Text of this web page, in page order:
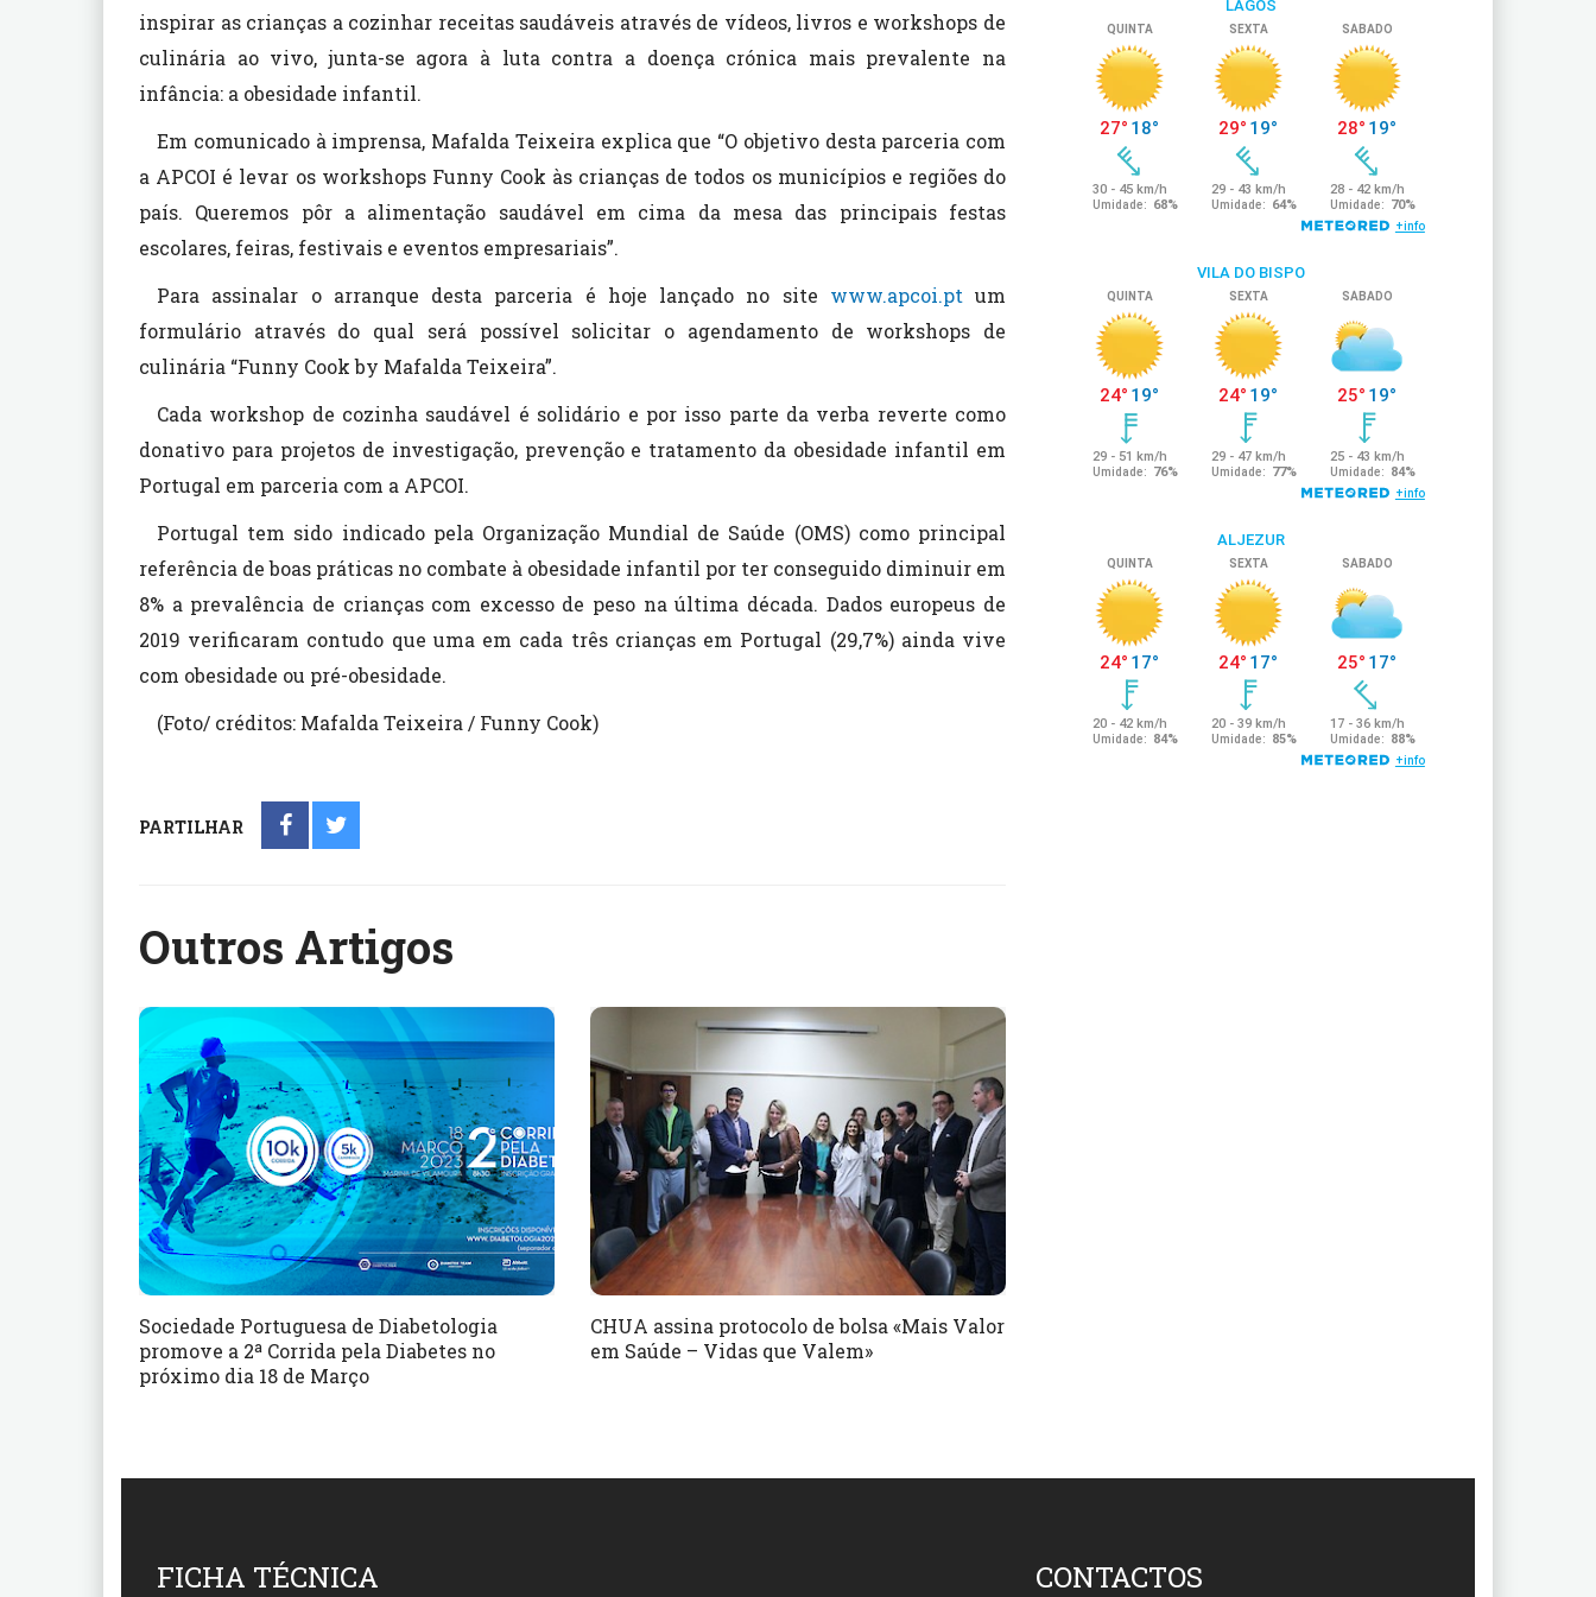
inspirar as crianças a cozinhar receitas saudáveis através de vídeos, livros e workshops de
culinária ao vivo, junta-se agora à luta contra a doença crónica mais prevalente na
infância: a obesidade infantil.
Em comunicado à imprensa, Mafalda Teixeira explica que “O objetivo desta parceria com
a APCOI é levar os workshops Funny Cook às crianças de todos os municípios e regiões do
país. Queremos pôr a alimentação saudável em cima da mesa das principais festas
escolares, feiras, festivais e eventos empresariais”.
Para assinalar o arranque desta parceria é hoje lançado no site www.apcoi.pt um
formulário através do qual será possível solicitar o agendamento de workshops de
culinária “Funny Cook by Mafalda Teixeira”.
Cada workshop de cozinha saudável é solidário e por isso parte da verba reverte como
donativo para projetos de investigação, prevenção e tratamento da obesidade infantil em
Portugal em parceria com a APCOI.
Portugal tem sido indicado pela Organização Mundial de Saúde (OMS) como principal
referência de boas práticas no combate à obesidade infantil por ter conseguido diminuir em
8% a prevalência de crianças com excesso de peso na última década. Dados europeus de
2019 verificaram contudo que uma em cada três crianças em Portugal (29,7%) ainda vive
com obesidade ou pré-obesidade.
(Foto/ créditos: Mafalda Teixeira / Funny Cook)
PARTILHAR
Outros Artigos
Sociedade Portuguesa de Diabetologia
promove a 2ª Corrida pela Diabetes no
próximo dia 18 de Março
CHUA assina protocolo de bolsa «Mais Valor
em Saúde – Vidas que Valem»
FICHA TÉCNICA CONTACTOS